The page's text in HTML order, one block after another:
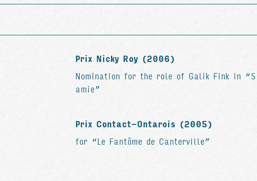
Prix Nicky Roy (2006)
Nomination for the role of Galik Fink in
amie”
Prix Contact-Ontarois (2005)
for “Le Fantôme de Canterville”